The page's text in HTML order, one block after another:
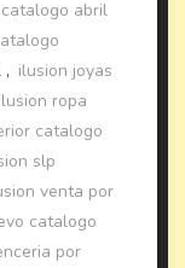
abril
, ilusion joyas
ilusion ropa
catalogo
slp
venta por
catalogo
por